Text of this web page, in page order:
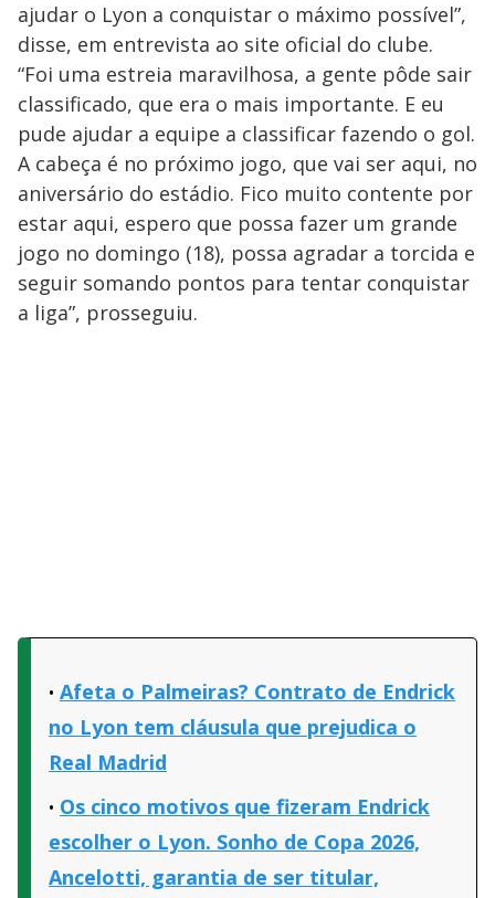
ajudar o Lyon a conquistar o máximo possível”,
disse, em entrevista ao site oficial do clube.
“Foi uma estreia maravilhosa, a gente pôde sair
classificado, que era o mais importante. E eu
pude ajudar a equipe a classificar fazendo o gol.
A cabeça é no próximo jogo, que vai ser aqui, no
aniversário do estádio. Fico muito contente por
estar aqui, espero que possa fazer um grande
jogo no domingo (18), possa agradar a torcida e
seguir somando pontos para tentar conquistar
a liga”, prosseguiu.
Afeta o Palmeiras? Contrato de Endrick
no Lyon tem cláusula que prejudica o
Real Madrid
Os cinco motivos que fizeram Endrick
escolher o Lyon. Sonho de Copa 2026,
Ancelotti, garantia de ser titular,